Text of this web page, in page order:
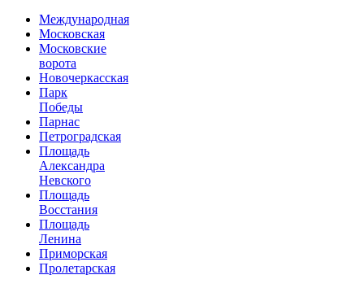
Международная
Московская
Московские
ворота
Новочеркасская
Парк
Победы
Парнас
Петроградская
Площадь
Александра
Невского
Площадь
Восстания
Площадь
Ленина
Приморская
Пролетарская